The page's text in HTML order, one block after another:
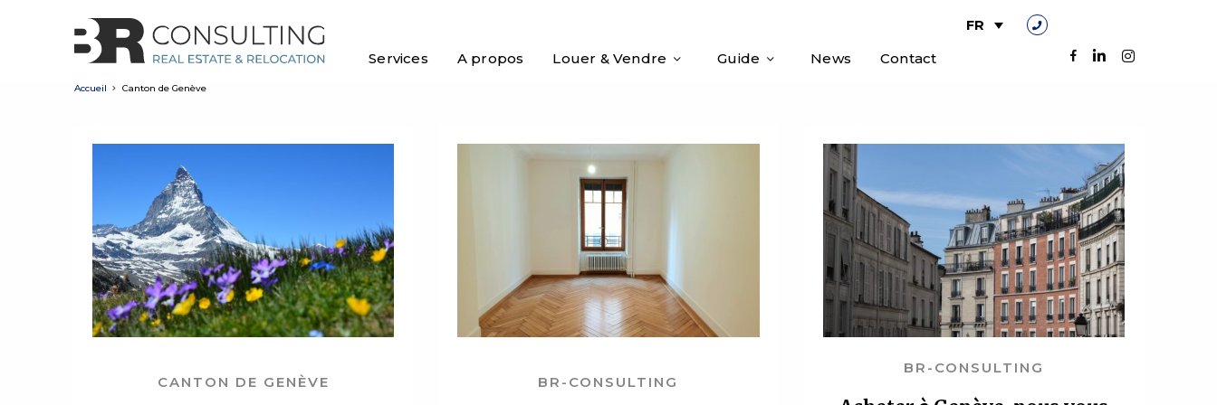
Services A propos Louer & Vendre Guide News Contact
FR
Accueil Canton de Genève
CANTON DE GENÈVE BR-CONSULTING
BR-CONSULTING